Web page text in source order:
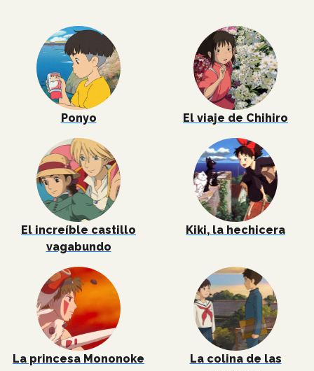
Ponyo El viaje de Chihiro
El increíble castillo
vagabundo
Kiki, la hechicera
La princesa Mononoke
La colina de las